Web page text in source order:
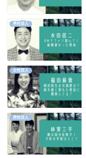
男性芸人
女性芸人
男性芸人